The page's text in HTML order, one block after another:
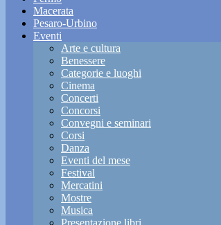
Macerata
Pesaro-Urbino
Eventi
Arte e cultura
Benessere
Categorie e luoghi
Cinema
Concerti
Concorsi
Convegni e seminari
Corsi
Danza
Eventi del mese
Festival
Mercatini
Mostre
Musica
Presentazione libri